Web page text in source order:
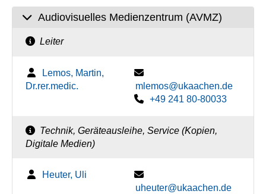
Audiovisuelles Medienzentrum (AVMZ)
Leiter
Lemos, Martin,
Dr.rer.medic.
mlemos@ukaachen.de
+49 241 80-80033
Technik, Geräteausleihe, Service (Kopien,
Digitale Medien)
Heuter, Uli
uheuter@ukaachen.de